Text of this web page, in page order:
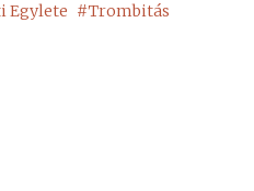
Egylete #Trombitás